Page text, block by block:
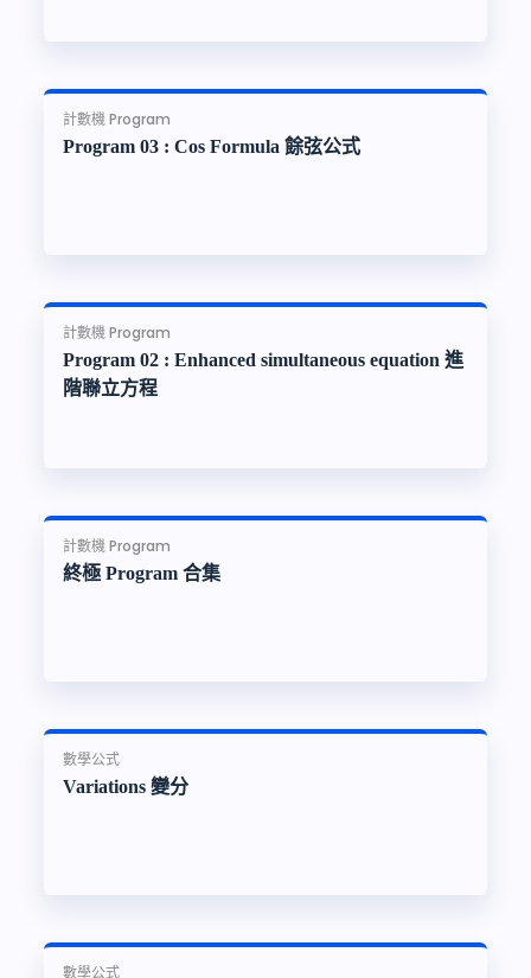
計數機 Program
Program 03 : Cos Formula 餘弦公式
計數機 Program
Program 02 : Enhanced simultaneous equation 進
階聯立方程
計數機 Program
終極 Program 合集
數學公式
Variations 變分
數學公式